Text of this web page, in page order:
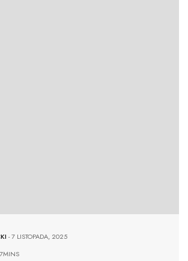
-7 LISTOPADA, 2025
7MINS